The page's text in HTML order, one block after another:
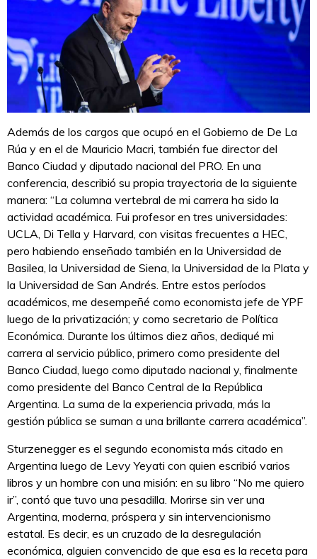
Además de los cargos que ocupó en el Gobierno de De La
Rúa y en el de Mauricio Macri, también fue director del
Banco Ciudad y diputado nacional del PRO. En una
conferencia, describió su propia trayectoria de la siguiente
manera: “La columna vertebral de mi carrera ha sido la
actividad académica. Fui profesor en tres universidades:
UCLA, Di Tella y Harvard, con visitas frecuentes a HEC,
pero habiendo enseñado también en la Universidad de
Basilea, la Universidad de Siena, la Universidad de la Plata y
la Universidad de San Andrés. Entre estos períodos
académicos, me desempeñé como economista jefe de YPF
luego de la privatización; y como secretario de Política
Económica. Durante los últimos diez años, dediqué mi
carrera al servicio público, primero como presidente del
Banco Ciudad, luego como diputado nacional y, finalmente
como presidente del Banco Central de la República
Argentina. La suma de la experiencia privada, más la
gestión pública se suman a una brillante carrera académica”.
Sturzenegger es el segundo economista más citado en
Argentina luego de Levy Yeyati con quien escribió varios
libros y un hombre con una misión: en su libro “No me quiero
ir”, contó que tuvo una pesadilla. Morirse sin ver una
Argentina, moderna, próspera y sin intervencionismo
estatal. Es decir, es un cruzado de la desregulación
económica, alguien convencido de que esa es la receta para